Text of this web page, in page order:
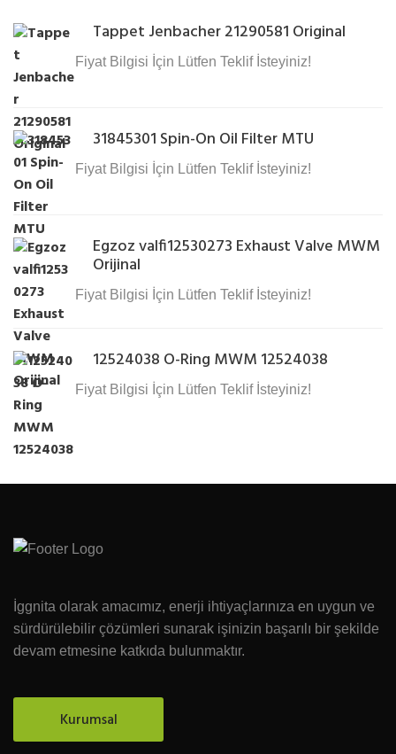
Tappet Jenbacher 21290581 Original
Fiyat Bilgisi İçin Lütfen Teklif İsteyiniz!
31845301 Spin-On Oil Filter MTU
Fiyat Bilgisi İçin Lütfen Teklif İsteyiniz!
Egzoz valfi12530273 Exhaust Valve MWM
Orijinal
Fiyat Bilgisi İçin Lütfen Teklif İsteyiniz!
12524038 O-Ring MWM 12524038
Fiyat Bilgisi İçin Lütfen Teklif İsteyiniz!
İggnita olarak amacımız, enerji ihtiyaçlarınıza en uygun ve
sürdürülebilir çözümleri sunarak işinizin başarılı bir şekilde
devam etmesine katkıda bulunmaktır.
Kurumsal